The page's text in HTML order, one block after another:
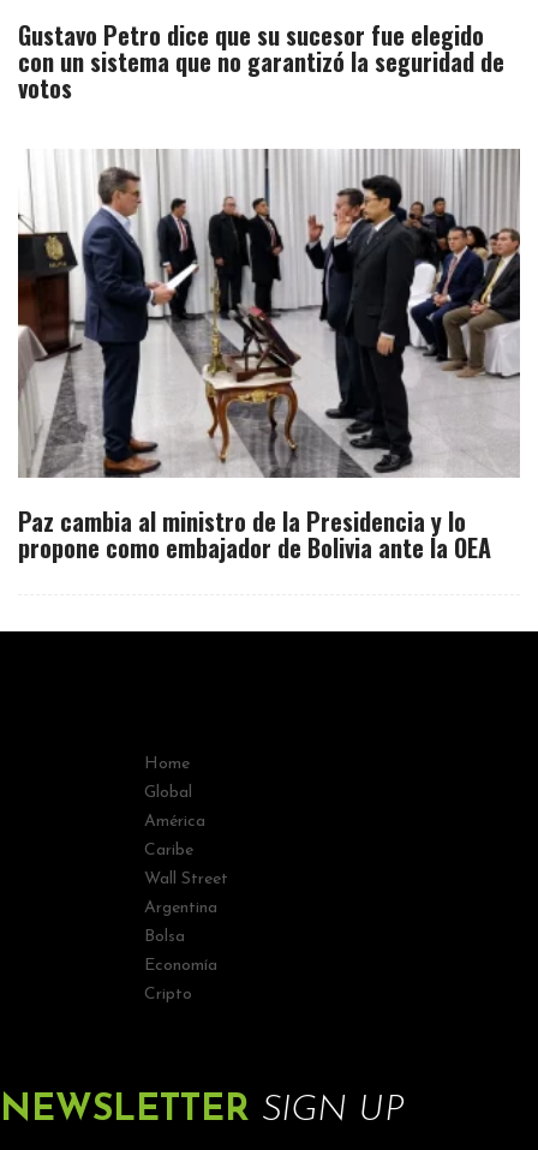
Gustavo Petro dice que su sucesor fue elegido
con un sistema que no garantizó la seguridad de
votos
Paz cambia al ministro de la Presidencia y lo
propone como embajador de Bolivia ante la OEA
Home
Global
América
Caribe
Wall Street
Argentina
Bolsa
Economía
Cripto
NEWSLETTER SIGN UP